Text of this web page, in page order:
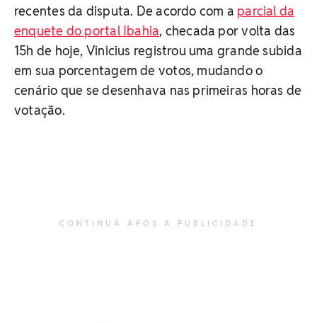
recentes da disputa. De acordo com a parcial da
enquete do portal Ibahia, checada por volta das
15h de hoje, Vinicius registrou uma grande subida
em sua porcentagem de votos, mudando o
cenário que se desenhava nas primeiras horas de
votação.
CONTINUA APÓS A PUBLICIDADE